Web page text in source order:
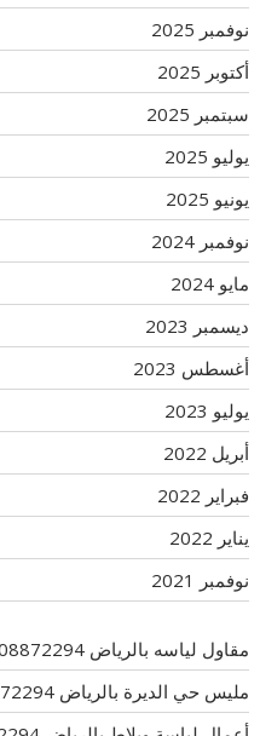
نوفمبر 2025
أكتوبر 2025
سبتمبر 2025
يوليو 2025
يونيو 2025
نوفمبر 2024
مايو 2024
ديسمبر 2023
أغسطس 2023
يوليو 2023
أبريل 2022
فبراير 2022
يناير 2022
نوفمبر 2021
مقاول لياسه بالرياض 0508872294
مليس حي الديرة بالرياض 0508872294